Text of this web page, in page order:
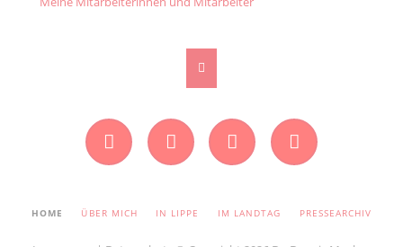
NAVIGATION
HOME ÜBER MICH IN LIPPE IM LANDTAG PRESSEARCHIV